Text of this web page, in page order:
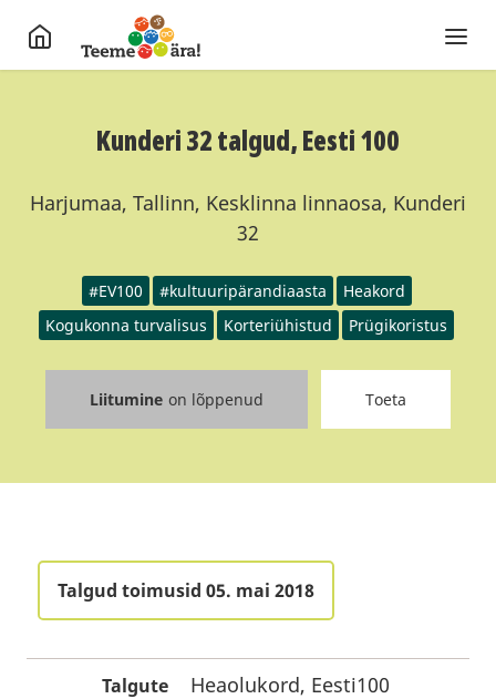
Kunderi 32 talgud, Eesti 100
Harjumaa, Tallinn, Kesklinna linnaosa, Kunderi
32
#EV100 #kultuuripärandiaasta
Heakord
Kogukonna turvalisus
Korteriühistud Prügikoristus
Liitumine on lõppenud Toeta
Talgud toimusid 05. mai 2018
Talgute
Heaolukord, Eesti100